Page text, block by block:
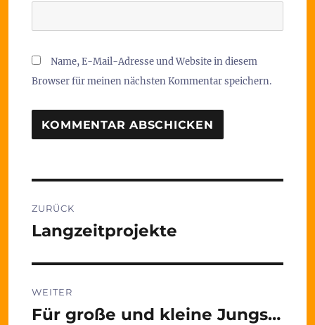
Name, E-Mail-Adresse und Website in diesem
Browser für meinen nächsten Kommentar speichern.
ZURÜCK
Vorheriger
Langzeitprojekte
WEITER
Nächster
Für große und kleine Jungs…